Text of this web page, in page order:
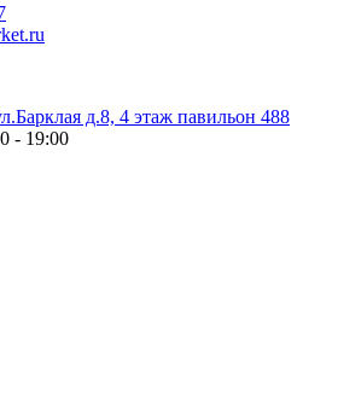
д.8, 4 этаж павильон 488
- 19:00